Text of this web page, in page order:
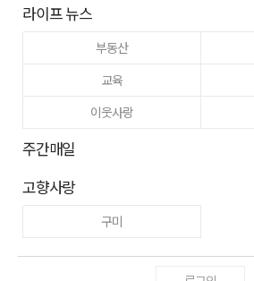
라이프 뉴스
부동산
교육
이웃사랑
주간매일
고향사랑
구미